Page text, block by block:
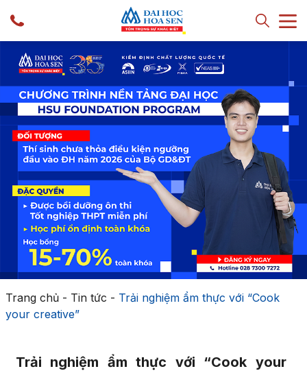
Trang chủ- Tin tức - Trải nghiệm ẩm thực với “Cook
your creative”
Trải nghiệm ẩm thực với “Cook your